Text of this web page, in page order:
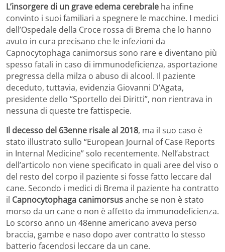
L’insorgere di un grave edema cerebrale ha infine
convinto i suoi familiari a spegnere le macchine. I medici
dell’Ospedale della Croce rossa di Brema che lo hanno
avuto in cura precisano che le infezioni da
Capnocytophaga canimorsus sono rare e diventano più
spesso fatali in caso di immunodeficienza, asportazione
pregressa della milza o abuso di alcool. Il paziente
deceduto, tuttavia, evidenzia Giovanni D’Agata,
presidente dello “Sportello dei Diritti”, non rientrava in
nessuna di queste tre fattispecie.
Il decesso del 63enne risale al 2018, ma il suo caso è
stato illustrato sullo “European Journal of Case Reports
in Internal Medicine” solo recentemente. Nell’abstract
dell’articolo non viene specificato in quali aree del viso o
del resto del corpo il paziente si fosse fatto leccare dal
cane. Secondo i medici di Brema il paziente ha contratto
il Capnocytophaga canimorsusanche se non è stato
morso da un cane o non è affetto da immunodeficienza.
Lo scorso anno un 48enne americano aveva perso
braccia, gambe e naso dopo aver contratto lo stesso
batterio facendosi leccare da un cane.